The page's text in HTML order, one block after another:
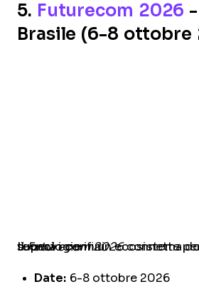
5. Futurecom 2026
Brasile (6-8 ottobre
IlFuturecom 2026
connette persone, aziende e tecnologie in un ecosistema dove l’innovazione supera i confini.
Date: 6-8 ottobre 2026